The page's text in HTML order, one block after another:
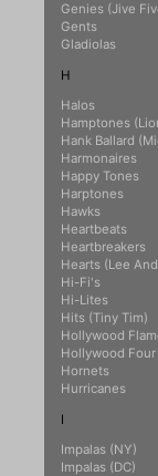
Genies (Jive
Gents
Gladiolas
H
Halos
Hamptones
Hank Ballard
Harmonaires
Happy Tones
Harptones
Hawks
Heartbeats
Heartbreakers
Hearts (Lee
Hi-Fi's
Hi-Lites
Hits (Tiny Tim)
Hollywood
Hollywood Four
Hornets
Hurricanes
I
Impalas (NY)
Impalas (DC)